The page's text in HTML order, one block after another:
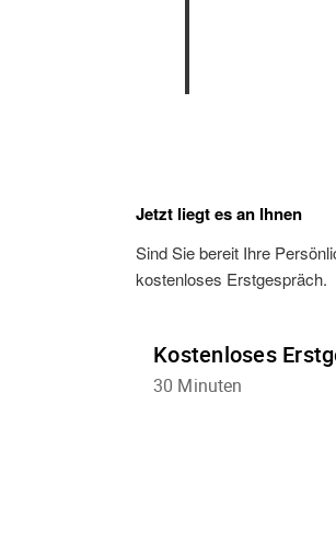
Jetzt liegt es an Ihnen
Sind Sie bereit Ihre
kostenloses Erstgespräch.